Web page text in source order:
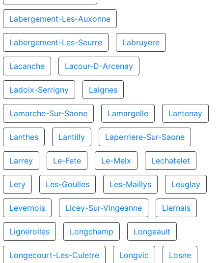
Labergement-Les-Auxonne
Labergement-Les-Seurre Labruyere
Lacanche Lacour-D-Arcenay
Ladoix-Serrigny Laignes
Lamarche-Sur-Saone Lamargelle Lantenay
Lanthes Lantilly Laperriere-Sur-Saone
Larrey Le-Fete Le-Meix Lechatelet
Lery Les-Goulles Les-Maillys Leuglay
Levernois Licey-Sur-Vingeanne Liernais
Lignerolles Longchamp Longeault
Longecourt-Les-Culetre Longvic Losne